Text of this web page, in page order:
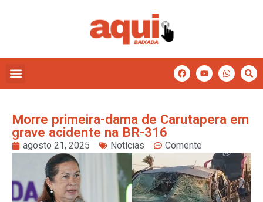
Morre primeira-dama de Carutapera em
grave acidente na BR-316
agosto 21, 2025 Notícias Comente